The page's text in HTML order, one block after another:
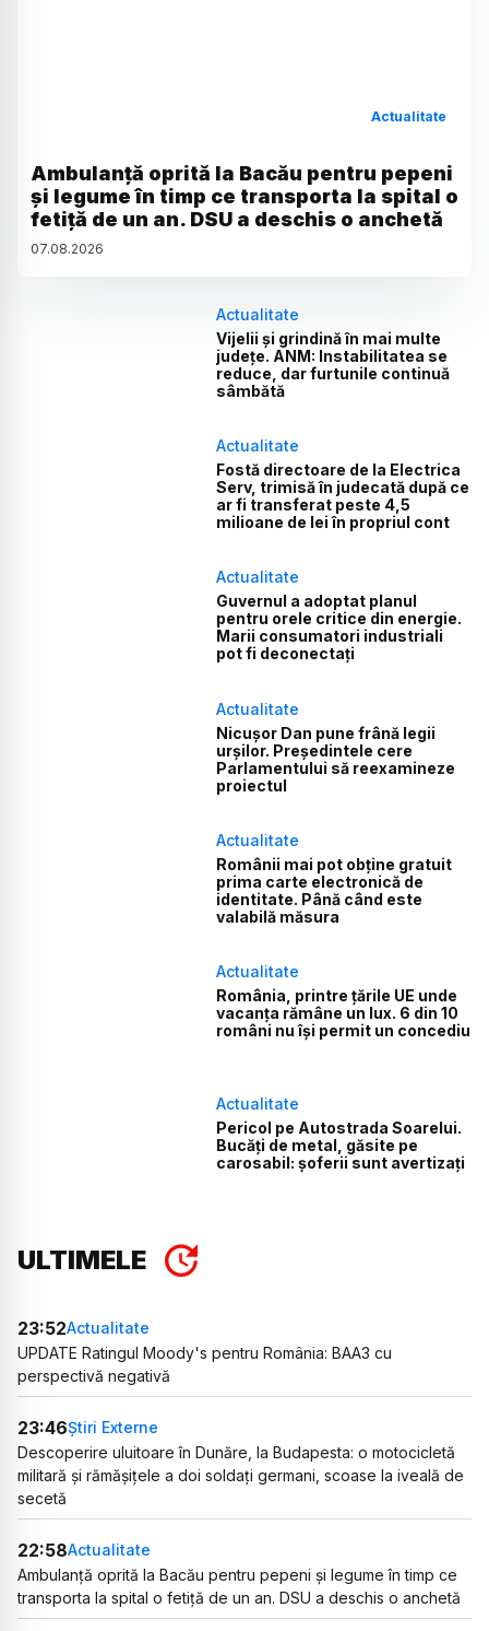
Actualitate
Ambulanță oprită la Bacău pentru pepeni
și legume în timp ce transporta la spital o
fetiță de un an. DSU a deschis o anchetă
07.08.2026
Actualitate
Vijelii și grindină în mai multe
județe. ANM: Instabilitatea se
reduce, dar furtunile continuă
sâmbătă
Actualitate
Fostă directoare de la Electrica
Serv, trimisă în judecată după ce
ar fi transferat peste 4,5
milioane de lei în propriul cont
Actualitate
Guvernul a adoptat planul
pentru orele critice din energie.
Marii consumatori industriali
pot fi deconectați
Actualitate
Nicușor Dan pune frână legii
urșilor. Președintele cere
Parlamentului să reexamineze
proiectul
Actualitate
Românii mai pot obține gratuit
prima carte electronică de
identitate. Până când este
valabilă măsura
Actualitate
România, printre țările UE unde
vacanța rămâne un lux. 6 din 10
români nu își permit un concediu
Actualitate
Pericol pe Autostrada Soarelui.
Bucăți de metal, găsite pe
carosabil: șoferii sunt avertizați
ULTIMELE
23:52Actualitate
UPDATE Ratingul Moody's pentru România: BAA3 cu
perspectivă negativă
23:46Știri Externe
Descoperire uluitoare în Dunăre, la Budapesta: o motocicletă
militară și rămășițele a doi soldați germani, scoase la iveală de
secetă
22:58Actualitate
Ambulanță oprită la Bacău pentru pepeni și legume în timp ce
transporta la spital o fetiță de un an. DSU a deschis o anchetă